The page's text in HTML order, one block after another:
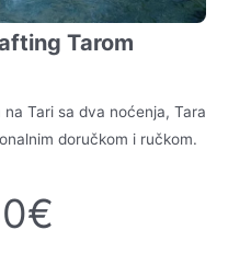
Tarom
Tari sa dva noćenja, Tara
doručkom i ručkom.